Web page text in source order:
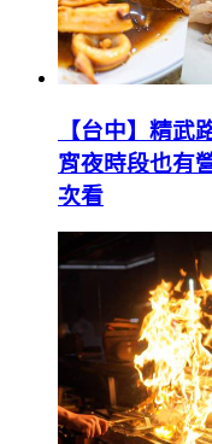
【台中】精武
宵夜時段也有
次看